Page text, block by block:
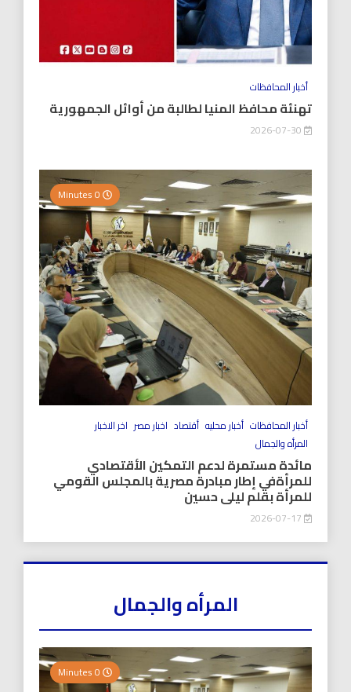
أخبار المحافظات
تهنئة محافظ المنيا لطالبة من أوائل الجمهورية
أخبار المحافظات أخبار محليه أقتصاد اخبار مصر اخر الاخبار
المرأه والجمال
مائدة مستمرة لدعم التمكين الأقتصادي
للمرأةفي إطار مبادرة مصرية بالمجلس القومي
للمرأة بقلم ليلى حسين
المرأه والجمال